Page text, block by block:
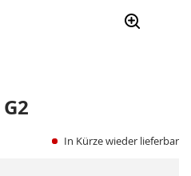
In Kürze wieder lieferbar